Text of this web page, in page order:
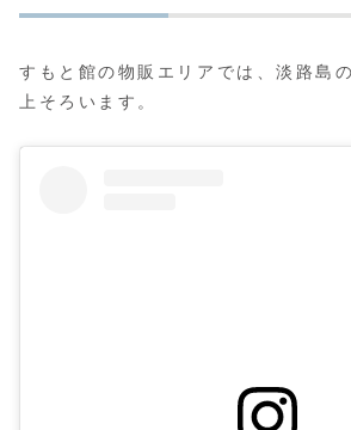
すもと館の物販エリアでは、淡路島
上そろいます。